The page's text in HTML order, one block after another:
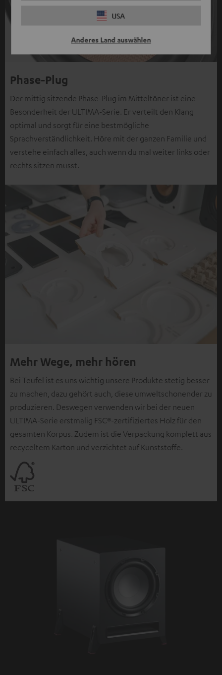
USA
Anderes Land auswählen
Phase-Plug
Der mittig sitzende Phase-Plug im Mitteltöner ist eine
Besonderheit der ULTIMA-Serie. Er verteilt den Klang
optimal und sorgt für eine bestmögliche
Sprachverständlichkeit. Höre mit der ganzen Familie und
verstehe einfach alles, auch wenn du mal weiter links oder
rechts sitzen musst.
Mehr Wege, mehr hören
Bei Teufel ist es uns wichtig unsere Produkte stetig besser
zu machen, dazu gehört auch, diese umweltschonender zu
produzieren. Deswegen verwenden wir bei der neuen
ULTIMA-Serie erstmalig FSC®-zertifiziertes Holz für den
gesamten Korpus. Zudem ist die Verpackung komplett aus
recyceltem Karton und verzichtet auf Kunststoffe.